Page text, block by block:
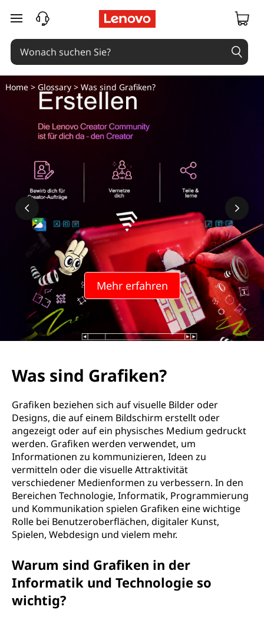
zum Hauptinhalt springen
Mehr erfahren
Home> Glossary> Was sind Grafiken?
Was sind Grafiken?
Grafiken beziehen sich auf visuelle Bilder oder
Designs, die auf einem Bildschirm erstellt oder
angezeigt oder auf ein physisches Medium gedruckt
werden. Grafiken werden verwendet, um
Informationen zu kommunizieren, Ideen zu
vermitteln oder die visuelle Attraktivität
verschiedener Medienformen zu verbessern. In den
Bereichen Technologie, Informatik, Programmierung
und Kommunikation spielen Grafiken eine wichtige
Rolle bei Benutzeroberflächen, digitaler Kunst,
Spielen, Webdesign und vielem mehr.
Warum sind Grafiken in der
Informatik und Technologie so
wichtig?